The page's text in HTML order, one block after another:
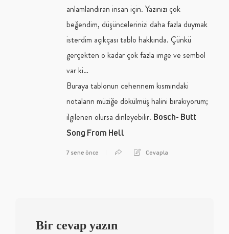
anlamlandıran insan için. Yazınızı çok
beğendim, düşüncelerinizi daha fazla duymak
isterdim açıkçası tablo hakkında. Çünkü
gerçekten o kadar çok fazla imge ve sembol
var ki…
Buraya tablonun cehennem kısmındaki
notaların müziğe dökülmüş halini bırakıyorum;
ilgilenen olursa dinleyebilir. Bosch- Butt
Song From Hell
7 sene önce Cevapla
Bir cevap yazın